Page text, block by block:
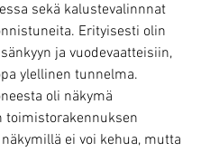
sekä kalustevalinnnat
Erityisesti olin
ja vuodevaatteisiin,
ylellinen tunnelma.
oli näkymä
toimistorakennuksen
ei voi kehua, mutta